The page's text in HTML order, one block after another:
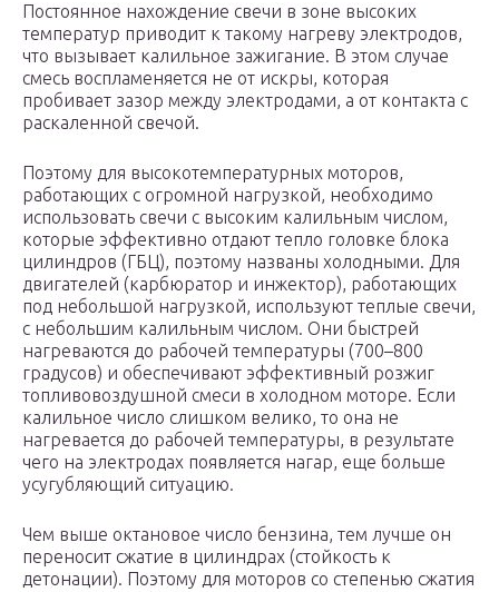
Постоянное нахождение свечи в зоне высоких
температур приводит к такому нагреву электродов,
что вызывает калильное зажигание. В этом случае
смесь воспламеняется не от искры, которая
пробивает зазор между электродами, а от контакта с
раскаленной свечой.
Поэтому для высокотемпературных моторов,
работающих с огромной нагрузкой, необходимо
использовать свечи с высоким калильным числом,
которые эффективно отдают тепло головке блока
цилиндров (ГБЦ), поэтому названы холодными. Для
двигателей (карбюратор и инжектор), работающих
под небольшой нагрузкой, используют теплые свечи,
с небольшим калильным числом. Они быстрей
нагреваются до рабочей температуры (700–800
градусов) и обеспечивают эффективный розжиг
топливовоздушной смеси в холодном моторе. Если
калильное число слишком велико, то она не
нагревается до рабочей температуры, в результате
чего на электродах появляется нагар, еще больше
усугубляющий ситуацию.
Чем выше октановое число бензина, тем лучше он
переносит сжатие в цилиндрах (стойкость к
детонации). Поэтому для моторов со степенью сжатия